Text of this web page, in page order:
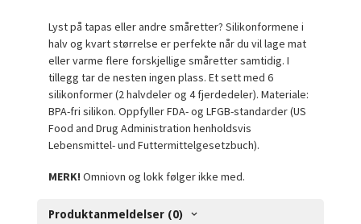
Lyst på tapas eller andre småretter? Silikonformene i
halv og kvart størrelse er perfekte når du vil lage mat
eller varme flere forskjellige småretter samtidig. I
tillegg tar de nesten ingen plass. Et sett med 6
silikonformer (2 halvdeler og 4 fjerdedeler). Materiale:
BPA-fri silikon. Oppfyller FDA- og LFGB-standarder (US
Food and Drug Administration henholdsvis
Lebensmittel- und Futtermittelgesetzbuch).
MERK! Omniovn og lokk følger ikke med.
Produktanmeldelser (0)